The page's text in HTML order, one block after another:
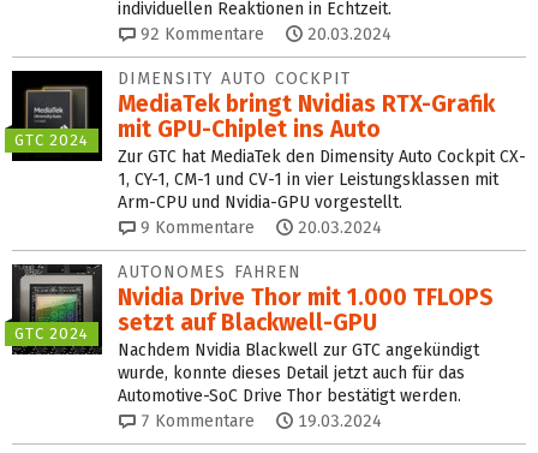
individuellen Reaktionen in Echtzeit.
92 Kommentare 20.03.2024
GTC 2024
DIMENSITY AUTO COCKPIT
MediaTek bringt Nvidias RTX-Grafik
mit GPU-Chiplet ins Auto
Zur GTC hat MediaTek den Dimensity Auto Cockpit CX-
1, CY-1, CM-1 und CV-1 in vier Leistungsklassen mit
Arm-CPU und Nvidia-GPU vorgestellt.
9 Kommentare 20.03.2024
GTC 2024
AUTONOMES FAHREN
Nvidia Drive Thor mit 1.000 TFLOPS
setzt auf Blackwell-GPU
Nachdem Nvidia Blackwell zur GTC angekündigt
wurde, konnte dieses Detail jetzt auch für das
Automotive-SoC Drive Thor bestätigt werden.
7 Kommentare 19.03.2024